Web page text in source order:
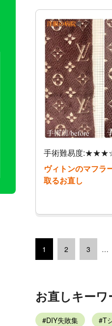
手術難易度
ヴィトンのマフラ
取るお直し
1 2 3 …
お直しキー
DIY失敗集 T